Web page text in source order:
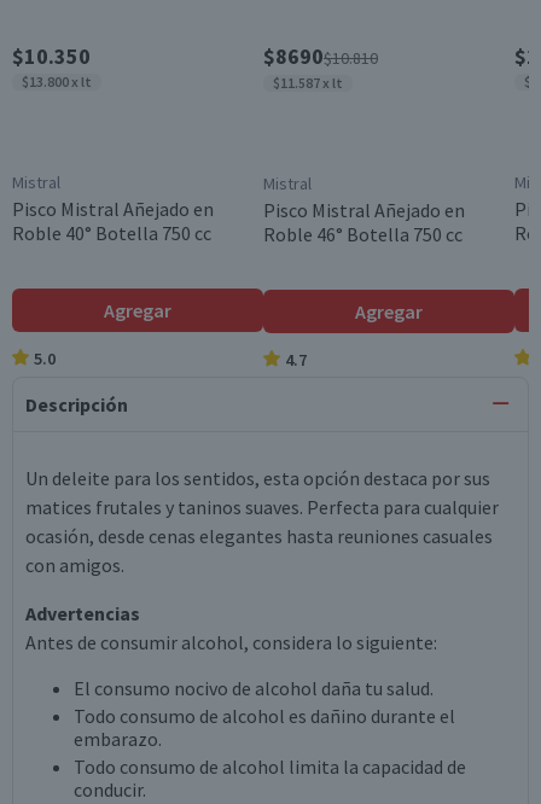
$10.350
$13.800 x lt
Mistral
Pisco Mistral Añejado en
Roble 40° Botella 750 cc
Agregar
5.0
$8690$10.810
$11.587 x lt
Mistral
Pisco Mistral Añejado en
Roble 46° Botella 750 cc
Agregar
4.7
Descripción
Un deleite para los sentidos, esta opción destaca por sus
matices frutales y taninos suaves. Perfecta para cualquier
ocasión, desde cenas elegantes hasta reuniones casuales
con amigos.
Advertencias
Antes de consumir alcohol, considera lo siguiente:
El consumo nocivo de alcohol daña tu salud.
Todo consumo de alcohol es dañino durante el
embarazo.
Todo consumo de alcohol limita la capacidad de
conducir.